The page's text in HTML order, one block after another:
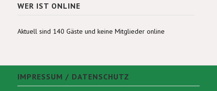
WER IST ONLINE
Aktuell sind 140 Gäste und keine Mitglieder online
IMPRESSUM / DATENSCHUTZ